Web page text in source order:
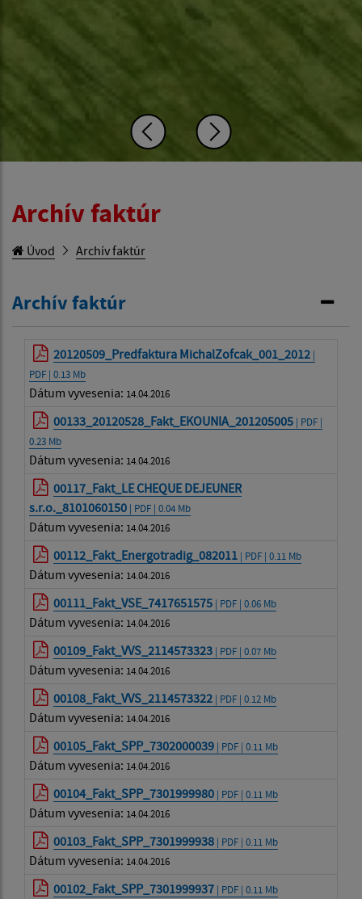
Archív faktúr
Úvod Archív faktúr
Archív faktúr
20120509_Predfaktura MichalZofcak_001_2012 |
PDF | 0.13 Mb
Dátum vyvesenia: 14.04.2016
00133_20120528_Fakt_EKOUNIA_201205005 | PDF |
0.23 Mb
Dátum vyvesenia: 14.04.2016
00117_Fakt_LE CHEQUE DEJEUNER
s.r.o._8101060150 | PDF | 0.04 Mb
Dátum vyvesenia: 14.04.2016
00112_Fakt_Energotradig_082011 | PDF | 0.11 Mb
Dátum vyvesenia: 14.04.2016
00111_Fakt_VSE_7417651575 | PDF | 0.06 Mb
Dátum vyvesenia: 14.04.2016
00109_Fakt_VVS_2114573323 | PDF | 0.07 Mb
Dátum vyvesenia: 14.04.2016
00108_Fakt_VVS_2114573322 | PDF | 0.12 Mb
Dátum vyvesenia: 14.04.2016
00105_Fakt_SPP_7302000039 | PDF | 0.11 Mb
Dátum vyvesenia: 14.04.2016
00104_Fakt_SPP_7301999980 | PDF | 0.11 Mb
Dátum vyvesenia: 14.04.2016
00103_Fakt_SPP_7301999938 | PDF | 0.11 Mb
Dátum vyvesenia: 14.04.2016
00102_Fakt_SPP_7301999937 | PDF | 0.11 Mb